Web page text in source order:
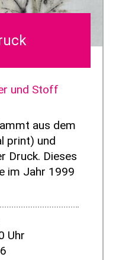
und Stoff
aus dem
print) und
Druck. Dieses
im Jahr 1999
Uhr